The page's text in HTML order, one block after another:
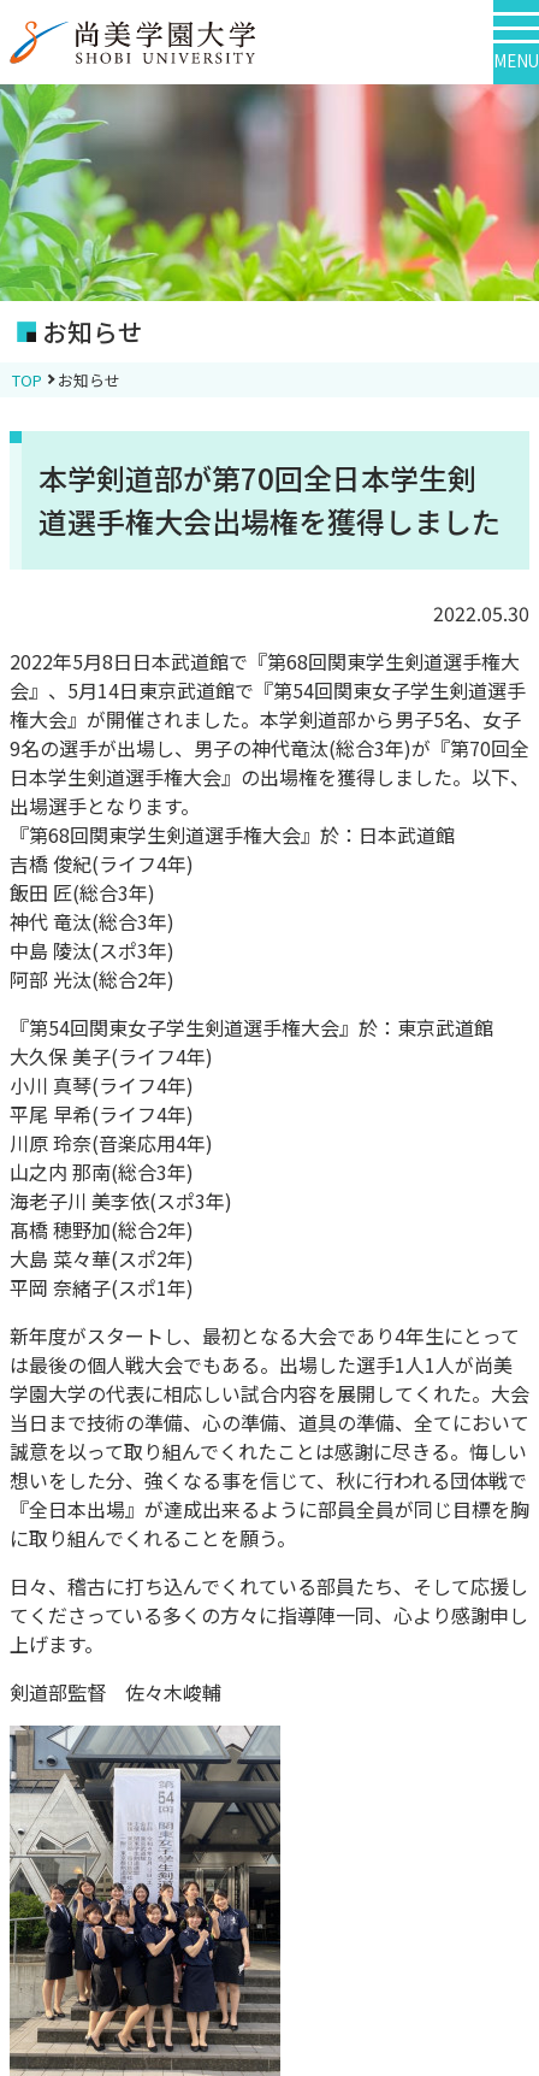
MENU
お知らせ
TOP お知らせ
本学剣道部が第70回全日本学生剣
道選手権大会出場権を獲得しました
2022.05.30
2022年5月8日日本武道館で『第68回関東学生剣道選手権大
会』、5月14日東京武道館で『第54回関東女子学生剣道選手
権大会』が開催されました。本学剣道部から男子5名、女子
9名の選手が出場し、男子の神代竜汰(総合3年)が『第70回全
日本学生剣道選手権大会』の出場権を獲得しました。以下、
出場選手となります。
『第68回関東学生剣道選手権大会』於：日本武道館
吉橋 俊紀(ライフ4年)
飯田 匠(総合3年)
神代 竜汰(総合3年)
中島 陵汰(スポ3年)
阿部 光汰(総合2年)
『第54回関東女子学生剣道選手権大会』於：東京武道館
大久保 美子(ライフ4年)
小川 真琴(ライフ4年)
平尾 早希(ライフ4年)
川原 玲奈(音楽応用4年)
山之内 那南(総合3年)
海老子川 美李依(スポ3年)
髙橋 穂野加(総合2年)
大島 菜々華(スポ2年)
平岡 奈緒子(スポ1年)
新年度がスタートし、最初となる大会であり4年生にとって
は最後の個人戦大会でもある。出場した選手1人1人が尚美
学園大学の代表に相応しい試合内容を展開してくれた。大会
当日まで技術の準備、心の準備、道具の準備、全てにおいて
誠意を以って取り組んでくれたことは感謝に尽きる。悔しい
想いをした分、強くなる事を信じて、秋に行われる団体戦で
『全日本出場』が達成出来るように部員全員が同じ目標を胸
に取り組んでくれることを願う。
日々、稽古に打ち込んでくれている部員たち、そして応援し
てくださっている多くの方々に指導陣一同、心より感謝申し
上げます。
剣道部監督 佐々木峻輔